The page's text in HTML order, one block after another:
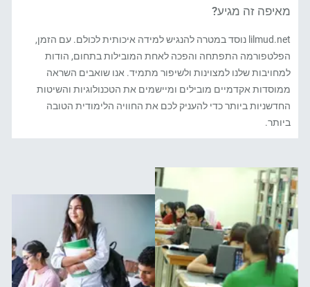
מאיפה זה מגיע?
lilmud.net נוסד במטרה להנגיש למידה איכותית לכולם. עם הזמן,
הפלטפורמה התפתחה והפכה לאחת המובילות בתחום, הודות
למחויבות שלנו למצוינות ולשיפור מתמיד. אנו שואבים השראה
ממוסדות אקדמיים מובילים ומיישמים את הטכנולוגיות והשיטות
החדשניות ביותר כדי להעניק לכם את החוויה הלימודית הטובה
ביותר.